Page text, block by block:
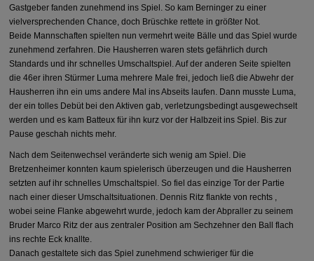
Gastgeber fanden zunehmend ins Spiel. So kam Berninger zu einer
vielversprechenden Chance, doch Brüschke rettete in größter Not.
Beide Mannschaften spielten nun vermehrt weite Bälle und das Spiel wurde
zunehmend zerfahren. Die Hausherren waren stets gefährlich durch
Standards und ihr schnelles Umschaltspiel. Auf der anderen Seite spielten
die 46er ihren Stürmer Luma mehrere Male frei, jedoch ließ die Abwehr der
Hausherren ihn ein ums andere Mal ins Abseits laufen. Dann musste Luma,
der ein tolles Debüt bei den Aktiven gab, verletzungsbedingt ausgewechselt
werden und es kam Batteux für ihn kurz vor der Halbzeit ins Spiel. Bis zur
Pause geschah nichts mehr.
Nach dem Seitenwechsel veränderte sich wenig am Spiel. Die
Bretzenheimer konnten kaum spielerisch überzeugen und die Hausherren
setzten auf ihr schnelles Umschaltspiel. So fiel das einzige Tor der Partie
nach einer dieser Umschaltsituationen. Dennis Ritz flankte von rechts ,
wobei seine Flanke abgewehrt wurde, jedoch kam der Abpraller zu seinem
Bruder Marco Ritz der aus zentraler Position am Sechzehner den Ball flach
ins rechte Eck knallte.
Danach gestaltete sich das Spiel zunehmend schwieriger für die